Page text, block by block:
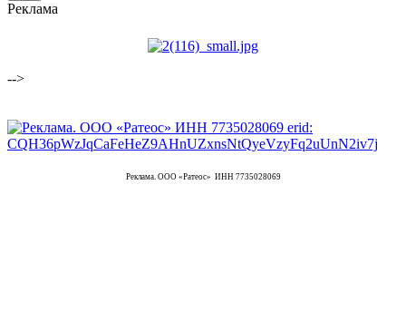
Реклама
-->
Реклама. ООО «Ратеос» ИНН 7735028069